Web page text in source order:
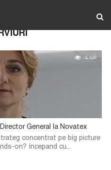
4.4K
General la Novatex
concentrat pe big picture
on? Incepand cu...